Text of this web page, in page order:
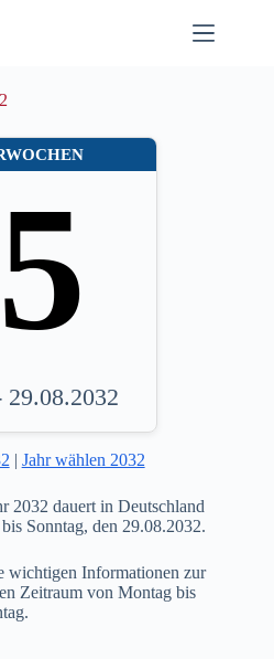
29.08.2032
| Jahr wählen 2032
2032 dauert in Deutschland
Sonntag, den 29.08.2032.
wichtigen Informationen zur
Zeitraum von Montag bis